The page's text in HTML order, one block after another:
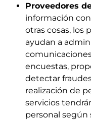
Proveedores
información
otras cosas, los
ayudan a
encuestas,
detectar
realización de
servicios
personal según